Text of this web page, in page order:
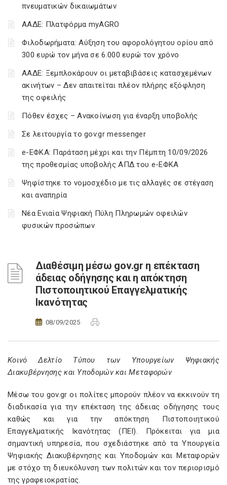
πνευματικών δικαιωμάτων
ΑΑΔΕ: Πλατφόρμα myAGRO
Φιλοδωρήματα: Αύξηση του αφορολόγητου ορίου από
300 ευρώ τον μήνα σε 6.000 ευρώ τον χρόνο
ΑΑΔΕ: Ξεμπλοκάρουν οι μεταβιβάσεις κατασχεμένων
ακινήτων – Δεν απαιτείται πλέον πλήρης εξόφληση
της οφειλής
Πόθεν έσχες – Ανακοίνωση για έναρξη υποβολής
Σε λειτουργία το gov.gr messenger
e-ΕΦΚΑ: Παράταση μέχρι και την Πέμπτη 10/09/2026
της προθεσμίας υποβολής ΑΠΔ του e-ΕΦΚΑ
Ψηφίστηκε το νομοσχέδιο με τις αλλαγές σε στέγαση
και αναπηρία
Νέα Ενιαία Ψηφιακή Πύλη Πληρωμών οφειλών
φυσικών προσώπων
Διαθέσιμη μέσω gov.gr η επέκταση
άδειας οδήγησης και η απόκτηση
Πιστοποιητικού Επαγγελματικής
Ικανότητας
08/09/2025
Κοινό Δελτίο Τύπου των Υπουργείων
Ψηφιακής
Διακυβέρνησης και Υποδομών και Μεταφορών
Μέσω του gov.gr οι πολίτες μπορούν πλέον να εκκινούν τη
διαδικασία για την επέκταση της άδειας οδήγησης τους
καθώς και για την απόκτηση Πιστοποιητικού
Επαγγελματικής Ικανότητας (ΠΕΙ). Πρόκειται για μια
σημαντική υπηρεσία, που σχεδιάστηκε από τα Υπουργεία
Ψηφιακής Διακυβέρνησης και Υποδομών και Μεταφορών
με στόχο τη διευκόλυνση των πολιτών και τον περιορισμό
της γραφειοκρατίας.